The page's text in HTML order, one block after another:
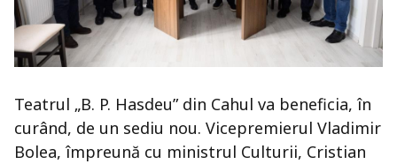
Teatrul „B. P. Hasdeu” din Cahul va beneficia, în
curând, de un sediu nou. Vicepremierul Vladimir
Bolea, împreună cu ministrul Culturii, Cristian